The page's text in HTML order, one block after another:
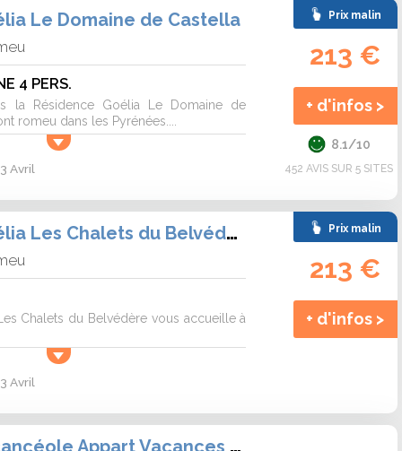
Le Domaine de Castella
4 PERS.
la Résidence Goélia Le Domaine de
romeu dans les Pyrénées....
Avril
Prix malin
213 €
+ d'infos >
8.1/10
452 AVIS SUR 5 SITES
Résidence Goélia Les Chalets du Belvédère
Chalets du Belvédère vous accueille à
Avril
Prix malin
213 €
+ d'infos >
Résidence Vacancéole Appart Vacances Pyrénées 2000